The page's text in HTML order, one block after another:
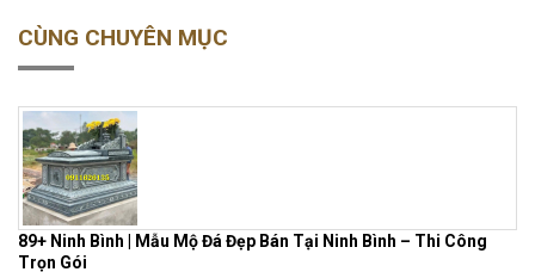
CÙNG CHUYÊN MỤC
89+ Ninh Bình | Mẫu Mộ Đá Đẹp Bán Tại Ninh Bình – Thi Công
Trọn Gói